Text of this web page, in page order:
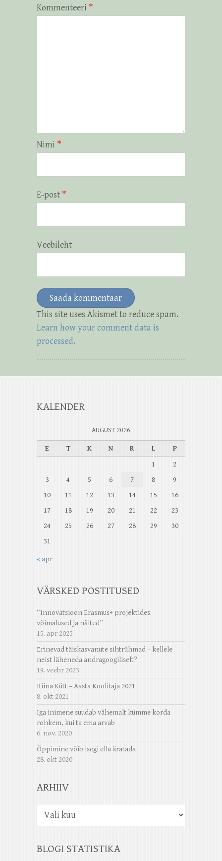
Kommenteeri *
Nimi *
E-post *
Veebileht
This site uses Akismet to reduce spam.
Learn how your comment data is
processed.
KALENDER
AUGUST 2026
E T K N R L
P
1
2
3
4 5 6 7 8
9
10
11 12 13 14 15
16
17
18 19 20 21 22
23
24
25 26 27 28 29
30
31
« apr
VÄRSKED POSTITUSED
“Innovatsioon Erasmus+ projektides:
võimalused ja näited”
15. apr 2025
Erinevad täiskasvanute sihtrühmad – kellele
neist läheneda andragoogiliselt?
19. veebr 2023
Riina Kütt – Aasta Koolitaja 2021
8. okt 2021
Iga inimene suudab vähemalt kümme korda
rohkem, kui ta ema arvab
6. nov. 2020
Õppimine võib isegi ellu äratada
28. okt 2020
ARHIIV
BLOGI STATISTIKA